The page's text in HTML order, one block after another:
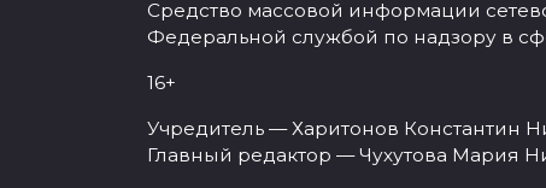
Средство массовой информации
Федеральной службой по надзору в
16+
Учредитель — Харитонов Константин
Главный редактор — Чухутова Мария